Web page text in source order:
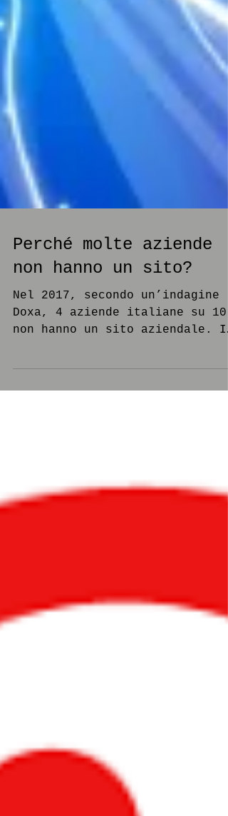
Perché molte aziende
non hanno un sito?
non hanno un sito aziendale. I
dati sono sconfortanti: più